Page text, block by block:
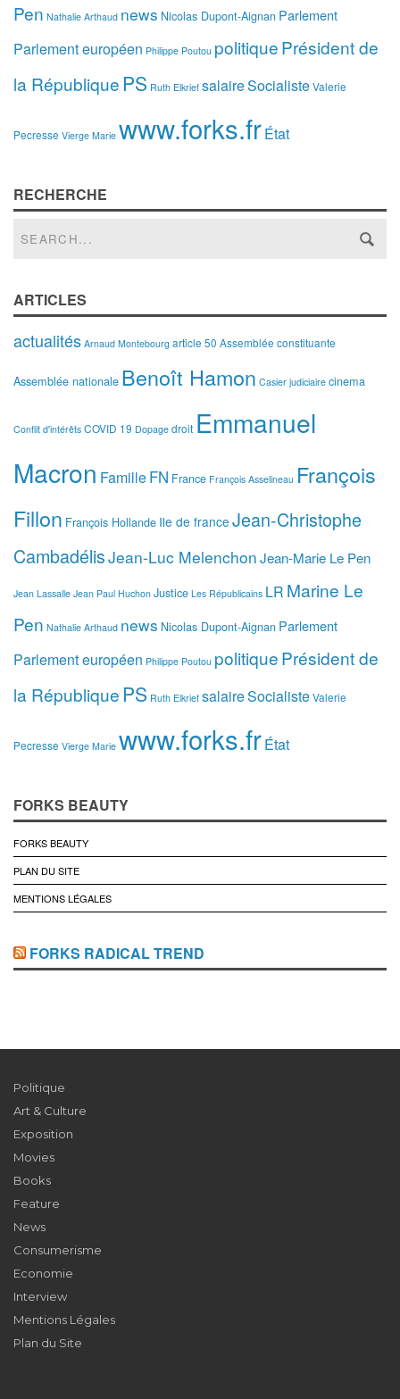
Pen Nathalie Arthaud news Nicolas Dupont-Aignan Parlement
Parlement européen Philippe Poutou politiquePrésident de
la République PS Ruth Elkrief salaireSocialisteValerie
Pecresse Vierge Marie www.forks.frÉtat
RECHERCHE
ARTICLES
actualités Arnaud Montebourg article 50 Assemblée constituante
Assemblée nationale Benoît Hamon Casier judiciaire cinema
Conflit d'intérêts COVID 19 Dopage droit Emmanuel
Macron FamilleFN France François Asselineau François
Fillon François Hollande Ile de france Jean-Christophe
CambadélisJean-Luc MelenchonJean-Marie Le Pen
Jean Lassalle Jean Paul Huchon Justice Les Républicains LR Marine Le
Pen Nathalie Arthaud news Nicolas Dupont-Aignan Parlement
Parlement européen Philippe Poutou politiquePrésident de
la République PS Ruth Elkrief salaireSocialisteValerie
Pecresse Vierge Marie www.forks.frÉtat
FORKS BEAUTY
FORKS BEAUTY
PLAN DU SITE
MENTIONS LÉGALES
FORKS RADICAL TREND
Politique
Art & Culture
Exposition
Movies
Books
Feature
News
Consumerisme
Economie
Interview
Mentions Légales
Plan du Site